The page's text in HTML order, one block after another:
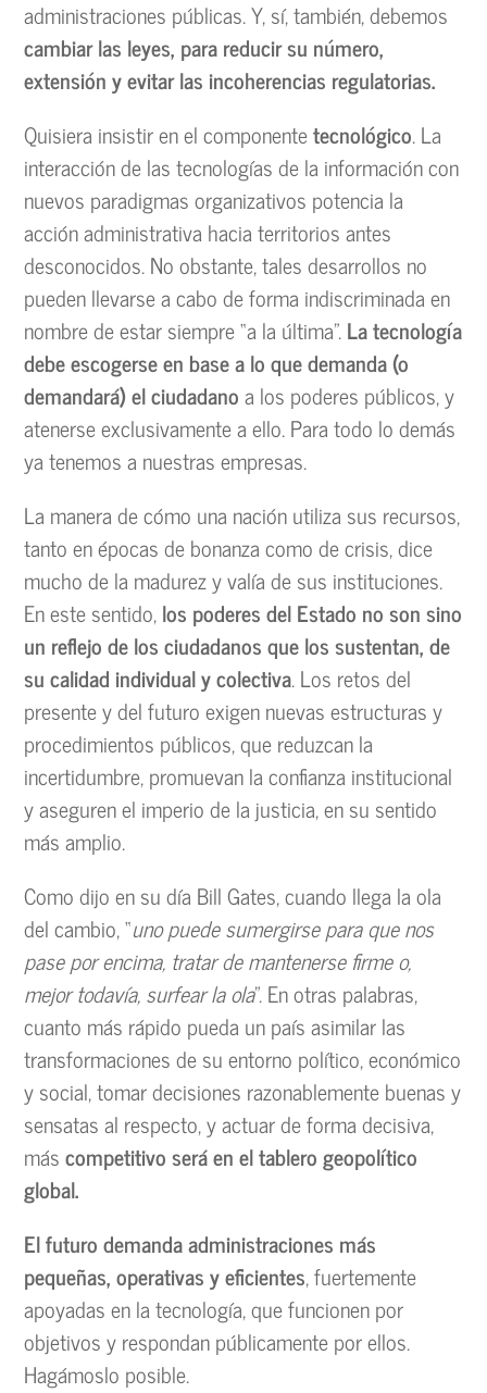
administraciones públicas. Y, sí, también, debemos
cambiar las leyes, para reducir su número,
extensión y evitar las incoherencias regulatorias.
Quisiera insistir en el componentetecnológico. La
interacción de las tecnologías de la información con
nuevos paradigmas organizativos potencia la
acción administrativa hacia territorios antes
desconocidos. No obstante, tales desarrollos no
pueden llevarse a cabo de forma indiscriminada en
nombre de estar siempre “a la última”.La tecnología
debe escogerse en base a lo que demanda (o
demandará) el ciudadanoa los poderes públicos, y
atenerse exclusivamente a ello. Para todo lo demás
ya tenemos a nuestras empresas.
La manera de cómo una nación utiliza sus recursos,
tanto en épocas de bonanza como de crisis, dice
mucho de la madurez y valía de sus instituciones.
En este sentido,los poderes del Estado no son sino
un reflejo de los ciudadanos que los sustentan, de
su calidad individual y colectiva. Los retos del
presente y del futuro exigen nuevas estructuras y
procedimientos públicos, que reduzcan la
incertidumbre, promuevan la confianza institucional
y aseguren el imperio de la justicia, en su sentido
más amplio.
Como dijo en su día Bill Gates, cuando llega la ola
del cambio, “uno puede sumergirse para que nos
pase por encima, tratar de mantenerse firme o,
mejor todavía, surfear la ola”. En otras palabras,
cuanto más rápido pueda un país asimilar las
transformaciones de su entorno político, económico
y social, tomar decisiones razonablemente buenas y
sensatas al respecto, y actuar de forma decisiva,
máscompetitivo será en el tablero geopolítico
global.
El futuro demanda administraciones más
pequeñas, operativas y eficientes, fuertemente
apoyadas en la tecnología, que funcionen por
objetivos y respondan públicamente por ellos.
Hagámoslo posible.